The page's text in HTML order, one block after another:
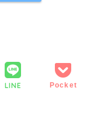
LINE Pocket